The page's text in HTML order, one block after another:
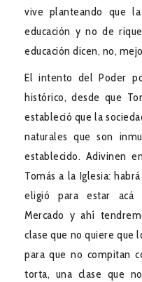
vive planteando que
educación y no de
educación dicen, no,
El intento del Poder
histórico, desde que
estableció que la
naturales que son
establecido. Adivinen
Tomás a la Iglesia:
eligió para estar acá
Mercado y ahí
clase que no quiere que
para que no compitan
torta, una clase que